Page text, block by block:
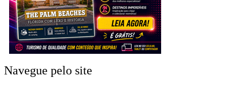
Navegue pelo site